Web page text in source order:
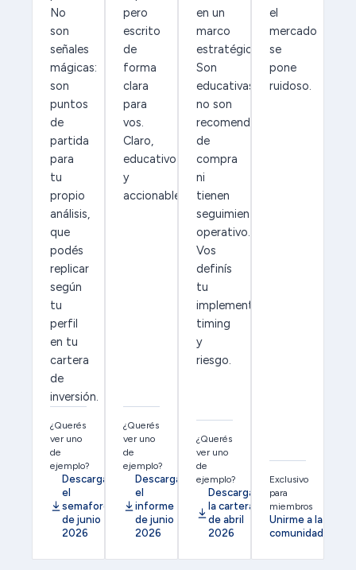
No
son
señales
mágicas:
son
puntos
de
partida
para
tu
propio
análisis,
que
podés
replicar
según
tu
perfil
en tu
cartera
de
inversión.
¿Querés
ver uno
de
ejemplo?
Descargá
el
semaforo
de junio
2026
pero
escrito
de
forma
clara
para
vos.
Claro,
educativo
y
accionable.
¿Querés
ver uno
de
ejemplo?
Descargá
el
informe
de junio
2026
en un
marco
estratégico.
Son
educativas:
no son
recomendaciones
de
compra
ni
tienen
seguimiento
operativo.
Vos
definís
tu
implementación,
timing
y
riesgo.
¿Querés
ver uno
de
ejemplo?
Descargá
la cartera
de abril
2026
el
mercado
se
pone
ruidoso.
Exclusivo
para
miembros
Unirme a la
comunidad